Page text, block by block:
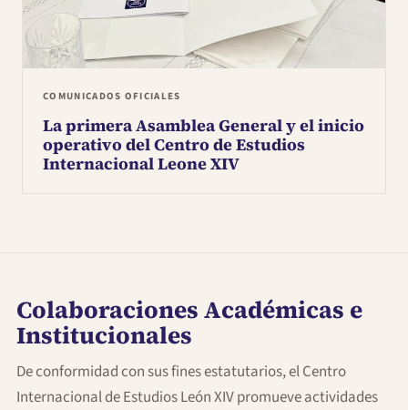
COMUNICADOS OFICIALES
La primera Asamblea General y el inicio
operativo del Centro de Estudios
Internacional Leone XIV
Colaboraciones Académicas e
Institucionales
De conformidad con sus fines estatutarios, el Centro
Internacional de Estudios León XIV promueve actividades